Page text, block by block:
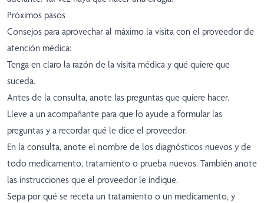
Próximos pasos
Consejos para aprovechar al máximo la visita con el proveedor de
atención médica:
Tenga en claro la razón de la visita médica y qué quiere que
suceda.
Antes de la consulta, anote las preguntas que quiere hacer.
Lleve a un acompañante para que lo ayude a formular las
preguntas y a recordar qué le dice el proveedor.
En la consulta, anote el nombre de los diagnósticos nuevos y de
todo medicamento, tratamiento o prueba nuevos. También anote
las instrucciones que el proveedor le indique.
Sepa por qué se receta un tratamiento o un medicamento, y